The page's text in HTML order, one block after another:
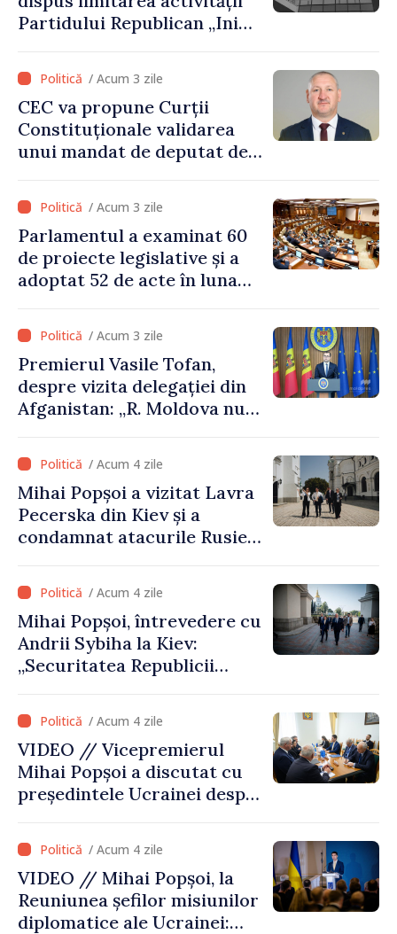
Partidului Republican „Inima
/ Acum 3 zile
CEC va propune Curții
Constituționale validarea
unui mandat de deputat de
/ Acum 3 zile
Parlamentul a examinat 60
de proiecte legislative și a
adoptat 52 de acte în luna
/ Acum 3 zile
Premierul Vasile Tofan,
despre vizita delegației din
Afganistan: „R. Moldova nu
talibană. Aprobarea acestei
vizite a fost o eroare de
evaluare și de coordonare
instituțională”
/ Acum 4 zile
Mihai Popșoi a vizitat Lavra
Pecerska din Kiev și a
condamnat atacurile Rusiei
cultural al Ucrainei
/ Acum 4 zile
Mihai Popșoi, întrevedere cu
Andrii Sybiha la Kiev:
„Securitatea Republicii
de securitatea Ucrainei”
/ Acum 4 zile
VIDEO // Vicepremierul
Mihai Popșoi a discutat cu
președintele Ucrainei despre
hidrologice din bazinul
râului Nistru și proiecte
comune în infrastructură și
energie
/ Acum 4 zile
VIDEO // Mihai Popșoi, la
Reuniunea șefilor misiunilor
diplomatice ale Ucrainei: